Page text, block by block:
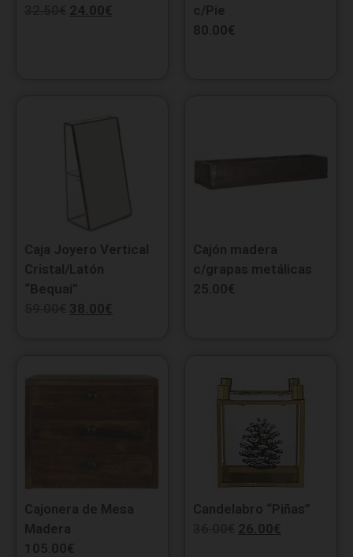
24.00€
c/Pie
80.00€
Caja Joyero Vertical
Cristal/Latón
“Bequai”
38.00€
Cajón madera
c/grapas metálicas
25.00€
Cajonera de Mesa
Madera
105.00€
Candelabro “Piñas”
26.00€